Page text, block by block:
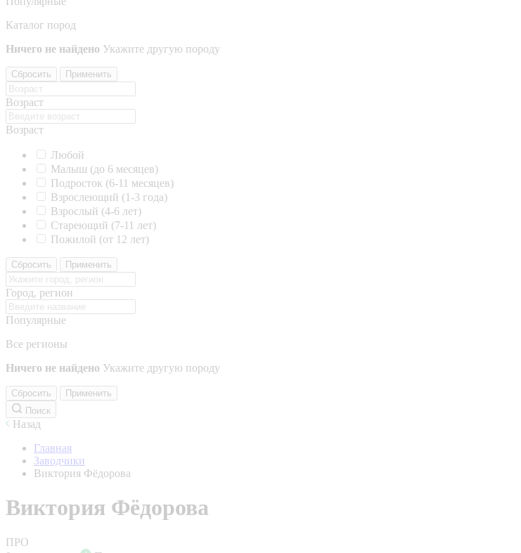
Каталог пород
Ничего не найдено Укажите другую породу
Сбросить Применить
Возраст
Возраст
Любой
Малыш (до 6 месяцев)
Подросток (6-11 месяцев)
Взрослеющий (1-3 года)
Взрослый (4-6 лет)
Стареющий (7-11 лет)
Пожилой (от 12 лет)
Сбросить Применить
Город, регион
Популярные
Все регионы
Ничего не найдено Укажите другую породу
Сбросить
Применить
Поиск
Назад
Главная
Заводчики
Виктория Фёдорова
Виктория Фёдорова
ПРО